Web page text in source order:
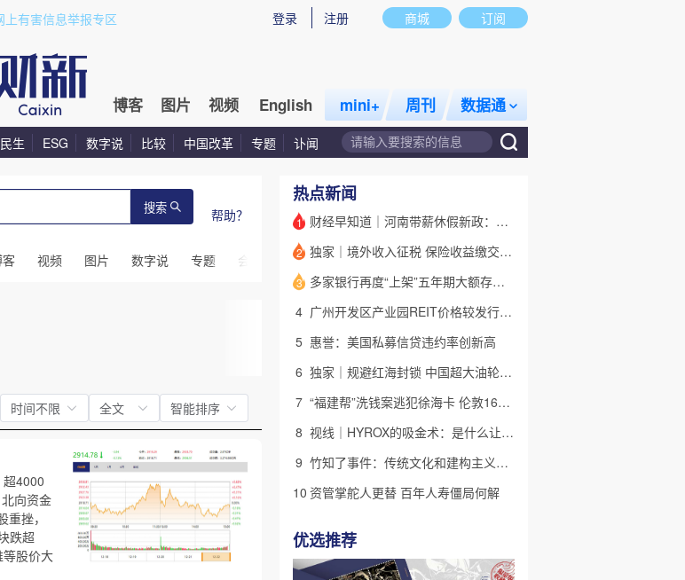
商城 订阅
登录 注册
上有害信息举报专区
博客 图片 视频 English mini+ 周刊 数据通
民生 ESG 数字说 比较 中国改革 专题 讣闻
搜索 帮助？
视频 图片 数字说 专题 会议 话题 特别呈现 私房课
时间不限 全文 智能排序
4000
向资金
挫，
跌超
股价大
热点新闻
1 财经早知道｜河南带薪休假新政：领导干部带头，全员应休尽休
2 独家｜境外收入征税 保险收益缴交已启动
3
多家银行再度“上架”五年期大额存单 有何考量？
4
广州开发区产业园REIT价格较发行价“腰斩” 底层资产出租率降至67%
5 惠誉：美国私募信贷违约率创新高
6
独家｜规避红海封锁 中国超大油轮停靠埃及绕行非洲
7
“福建帮”洗钱案逃犯徐海卡 伦敦16套房拟被英国没收(含视频)
8
视线｜HYROX的吸金术：是什么让中产们甘心“花钱找虐”？
9
竹知了事件：传统文化和建构主义迷思
10 资管掌舵人更替 百年人寿僵局何解
优选推荐